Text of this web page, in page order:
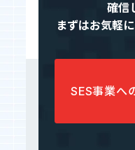
確信
まずはお気軽
SES事業へ